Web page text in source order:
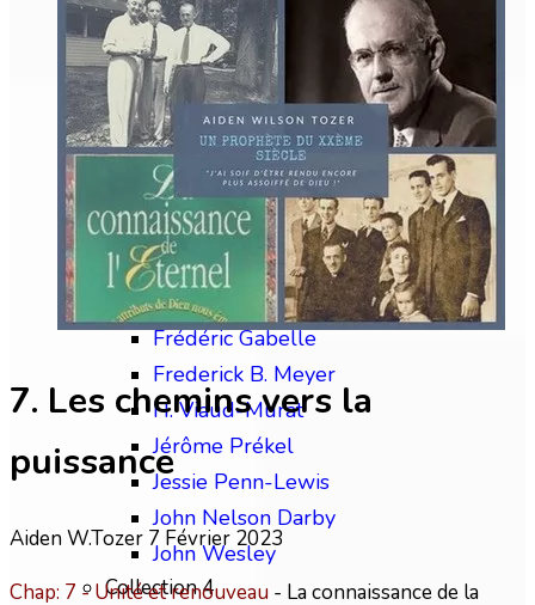
Collection 2
Charles H.Mackintosh
Charles Spurgeon
Chip Brogden
Christian Briem
Charles Finney
David Wilkerson
Edward M. Bounds
Collection 3
Frédéric Gabelle
Frederick B. Meyer
H. Viaud-Murat
Jérôme Prékel
Jessie Penn-Lewis
John Nelson Darby
John Wesley
Collection 4
7. Les chemins vers la
puissance
Aiden W.Tozer 7 Février 2023
Chap: 7 - Unité et renouveau - La connaissance de la